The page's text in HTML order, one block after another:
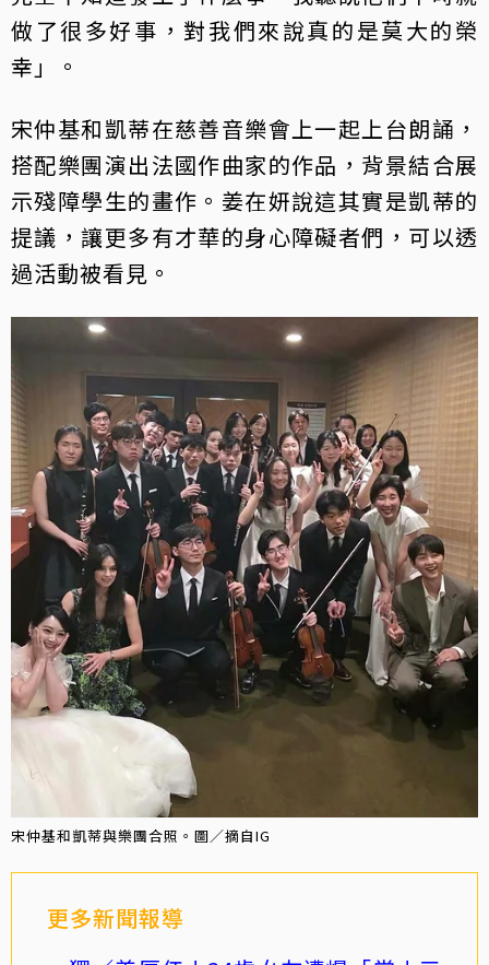
做了很多好事，對我們來說真的是莫大的榮
幸」。
宋仲基和凱蒂在慈善音樂會上一起上台朗誦，
搭配樂團演出法國作曲家的作品，背景結合展
示殘障學生的畫作。姜在妍說這其實是凱蒂的
提議，讓更多有才華的身心障礙者們，可以透
過活動被看見。
宋仲基和凱蒂與樂團合照。圖／摘自IG
更多新聞報導